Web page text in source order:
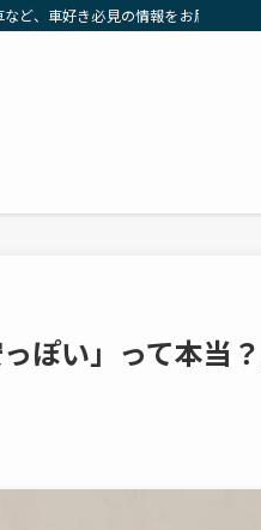
ど、車好き必見の情報をお届け」
ぽい」って本当